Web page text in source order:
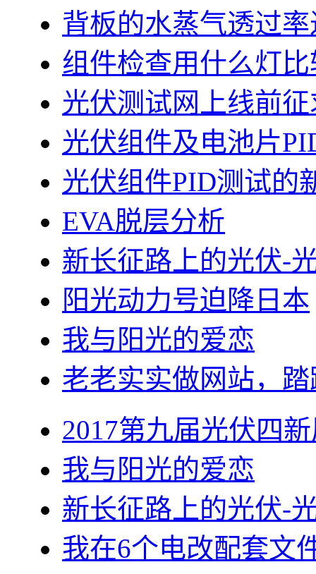
背板的水蒸气透过
组件检查用什么灯
光伏测试网上线前
光伏组件及电池片
光伏组件PID测试的
EVA脱层分析
新长征路上的光伏-
阳光动力号迫降日本
我与阳光的爱恋
老老实实做网站，
2017第九届光伏四
我与阳光的爱恋
新长征路上的光伏-
我在6个电改配套文